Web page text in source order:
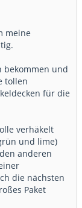
meine
bekommen und
tollen
für die
verhäkelt
und lime)
anderen
die nächsten
Paket